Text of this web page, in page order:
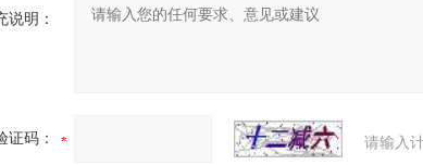
说明：
证码： 请输入